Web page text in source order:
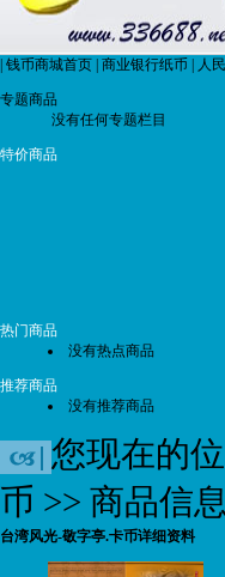
钱币商城首页 商业银行纸币 人
专题商品
没有任何专题栏目
特价商品
热门商品
没有热点商品
推荐商品
没有推荐商品
您现在的
币 >> 商品信息
台湾风光-敬字亭.卡币详细资料